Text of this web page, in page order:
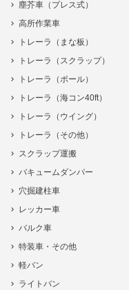
塵芥車（プレス式）
高所作業車
トレーラ（まな板）
トレーラ（スクラップ）
トレーラ（ポール）
トレーラ（海コン40ft）
トレーラ（ウイング）
トレーラ（その他）
スクラップ運搬
バキュームダンパー
穴掘建柱車
レッカー車
バルク車
特装車・その他
軽バン
ライトバン